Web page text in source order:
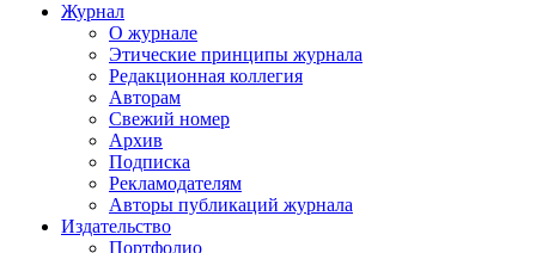
Журнал
О журнале
Этические принципы журнала
Редакционная коллегия
Авторам
Свежий номер
Архив
Подписка
Рекламодателям
Авторы публикаций журнала
Издательство
Портфолио